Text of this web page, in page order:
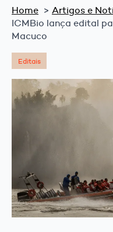
Home Artigos e
ICMBio lança edital
Macuco
Editais